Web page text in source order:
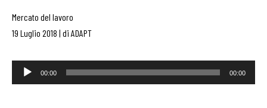
Mercato del lavoro
19 Luglio 2018 | di ADAPT
Audio
Player
00:00 00:00